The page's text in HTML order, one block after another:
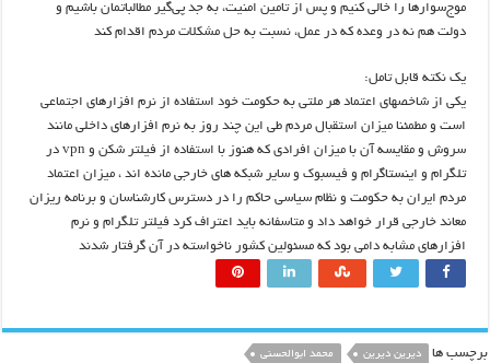
موج‌سوارها را خالی کنیم و پس از تامین امنیت، به جد پی‌گیر مطالباتمان باشیم و
دولت هم نه در وعده که در عمل، نسبت به حل مشکلات مردم اقدام کند
یک نکته قابل تامل:
یکی از شاخصهای اعتماد هر ملتی به حکومت خود استفاده از نرم افزارهای اجتماعی
است و مطمئنا میزان استقبال مردم طی این چند روز به نرم افزارهای داخلی مانند
سروش و مقایسه آن با میزان افرادی که هنوز با استفاده از فیلتر شکن و vpn در
تلگرام و اینستاگرام و فیسبوک و سایر شبکه های خارجی مانده اند ، میزان اعتماد
مردم ایران به حکومت و نظام سیاسی حاکم را در دسترس کارشناسان و برنامه ریزان
معاند خارجی قرار خواهد داد و متاسفانه باید اعتراف کرد فیلتر تلگرام و نرم
افزارهای مشابه دامی بود که مسئولین کشور ناخواسته در آن گرفتار شدند
برچسب ها دیرین دیرین محمد ابوالحسنی